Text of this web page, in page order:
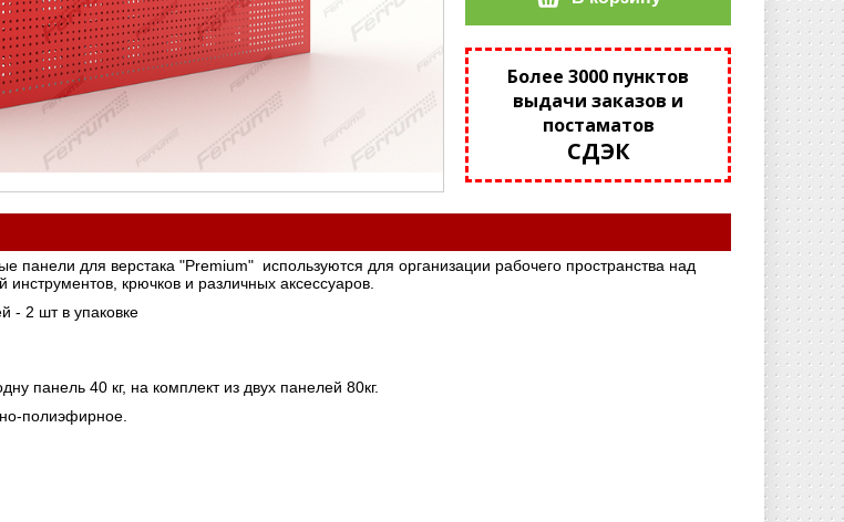
Более 3000 пунктов
выдачи заказов и
постаматов
СДЭК
панели для верстака "Premium" используются для организации рабочего пространства над
крючков и различных аксессуаров.
- 2 шт в упаковке
панель 40 кг, на комплект из двух панелей 80кг.
полиэфирное.